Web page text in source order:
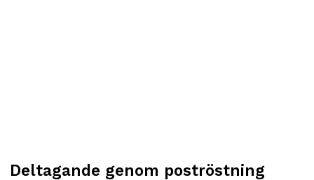
Deltagande genom poströstning